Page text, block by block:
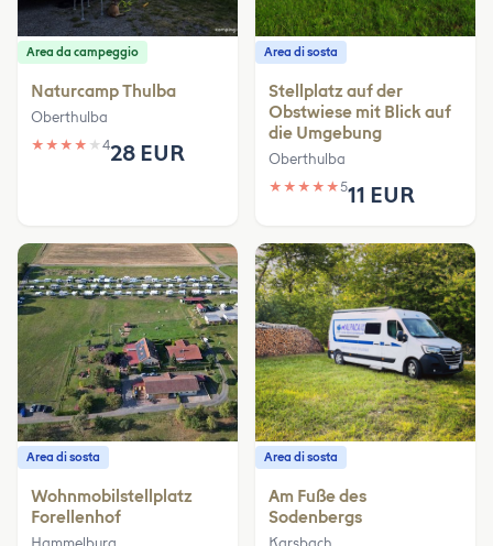
Area da campeggio
Naturcamp Thulba
Oberthulba
★ ★ ★ ★ ★ 428 EUR
Area di sosta
Stellplatz auf der
Obstwiese mit Blick auf
die Umgebung
Oberthulba
★ ★ ★ ★ ★511 EUR
Area di sosta
Wohnmobilstellplatz
Forellenhof
Hammelburg
Area di sosta
Am Fuße des
Sodenbergs
Karsbach